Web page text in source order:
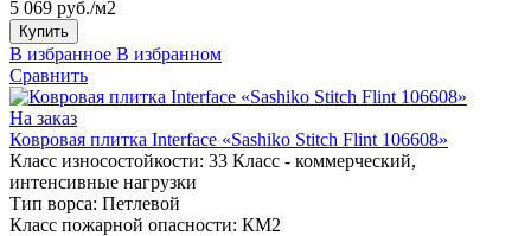
5 069 руб./м2
Купить
В избранное В избранном
Сравнить
На заказ
Ковровая плитка Interface «Sashiko Stitch Flint 106608»
Класс износостойкости: 33 Класс - коммерческий,
интенсивные нагрузки
Тип ворса: Петлевой
Класс пожарной опасности: КМ2